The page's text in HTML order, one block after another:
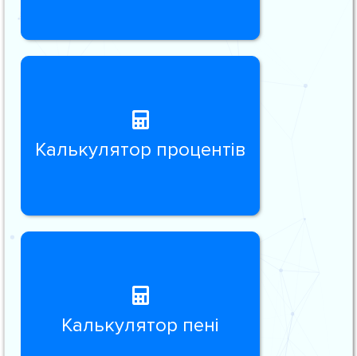
Калькулятор процентів
Калькулятор пені